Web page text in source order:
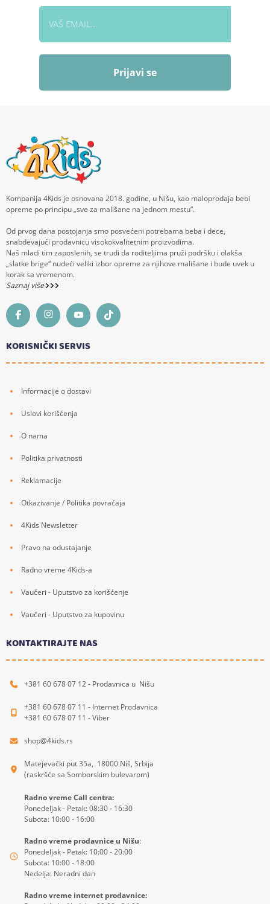
Prijavi se
Kompanija 4Kids je osnovana 2018. godine, u Nišu, kao maloprodaja bebi
opreme po principu „sve za mališane na jednom mestu“.
Od prvog dana postojanja smo posvećeni potrebama beba i dece,
snabdevajući prodavnicu visokokvalitetnim proizvodima.
Naš mladi tim zaposlenih, se trudi da roditeljima pruži podršku i olakša
„slatke brige“ nudeći veliki izbor opreme za njihove mališane i bude uvek u
korak sa vremenom.
Saznaj više
KORISNIČKI SERVIS
Informacije o dostavi
Uslovi korišćenja
O nama
Politika privatnosti
Reklamacije
Otkazivanje / Politika povraćaja
4Kids Newsletter
Pravo na odustajanje
Radno vreme 4Kids-a
Vaučeri - Uputstvo za korišćenje
Vaučeri - Uputstvo za kupovinu
KONTAKTIRAJTE NAS
+381 60 678 07 12 - Prodavnica u Nišu
+381 60 678 07 11 - Internet Prodavnica
+381 60 678 07 11 - Viber
shop@4kids.rs
Matejevački put 35a, 18000 Niš, Srbija
(raskršće sa Somborskim bulevarom)
Radno vreme Call centra:
Ponedeljak - Petak: 08:30 - 16:30
Subota: 10:00 - 16:00
Radno vreme prodavnice u Nišu:
Ponedeljak - Petak: 10:00 - 20:00
Subota: 10:00 - 18:00
Nedelja: Neradni dan
Radno vreme internet prodavnice: